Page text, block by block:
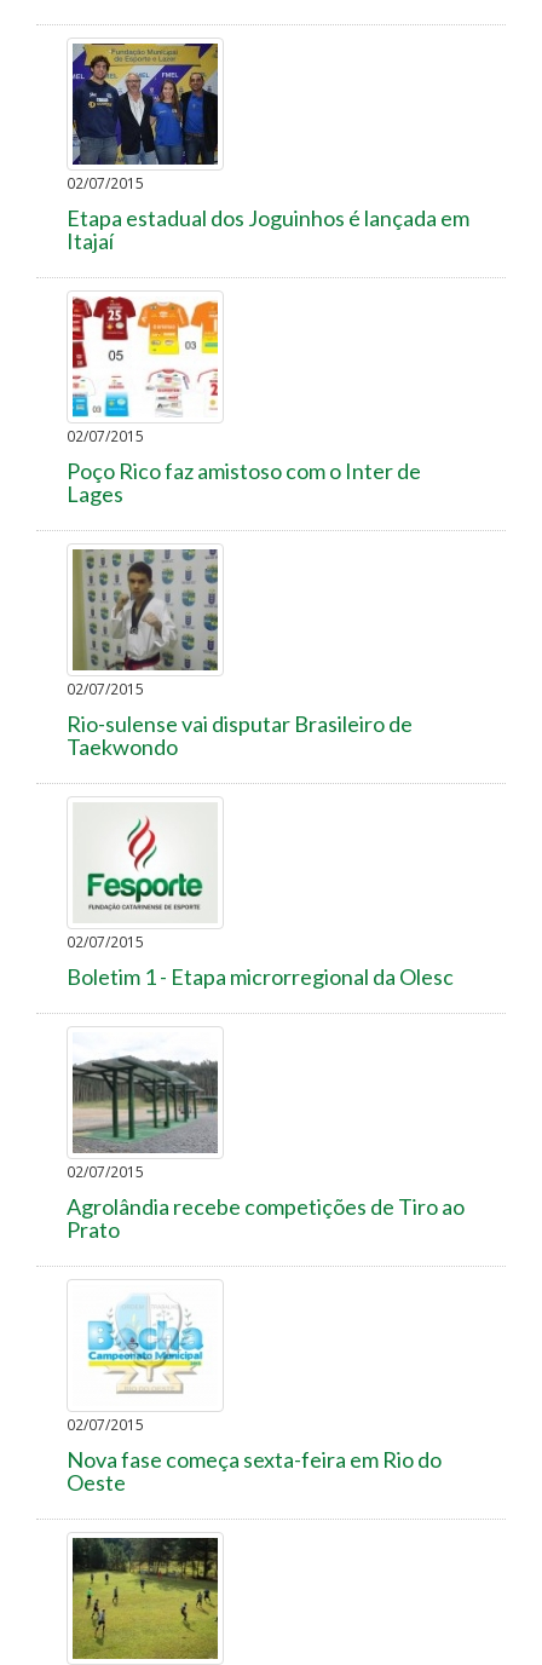
02/07/2015
Etapa estadual dos Joguinhos é lançada em
Itajaí
02/07/2015
Poço Rico faz amistoso com o Inter de
Lages
02/07/2015
Rio-sulense vai disputar Brasileiro de
Taekwondo
02/07/2015
Boletim 1 - Etapa microrregional da Olesc
02/07/2015
Agrolândia recebe competições de Tiro ao
Prato
02/07/2015
Nova fase começa sexta-feira em Rio do
Oeste